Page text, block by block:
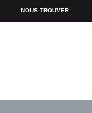
NOUS TROUVER